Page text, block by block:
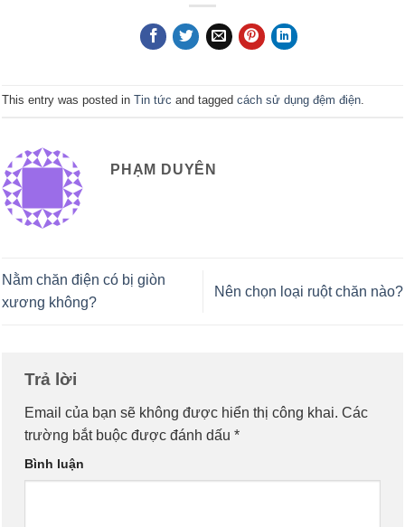
This entry was posted in Tin tức and tagged cách sử dụng đệm điện.
PHẠM DUYÊN
Nằm chăn điện có bị giòn
xương không?
Nên chọn loại ruột chăn nào?
Trả lời
Email của bạn sẽ không được hiển thị công khai. Các
trường bắt buộc được đánh dấu *
Bình luận